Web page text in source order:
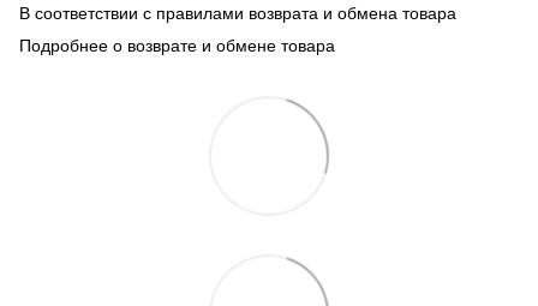
В соответствии с правилами возврата и обмена товара
Подробнее о возврате и обмене товара